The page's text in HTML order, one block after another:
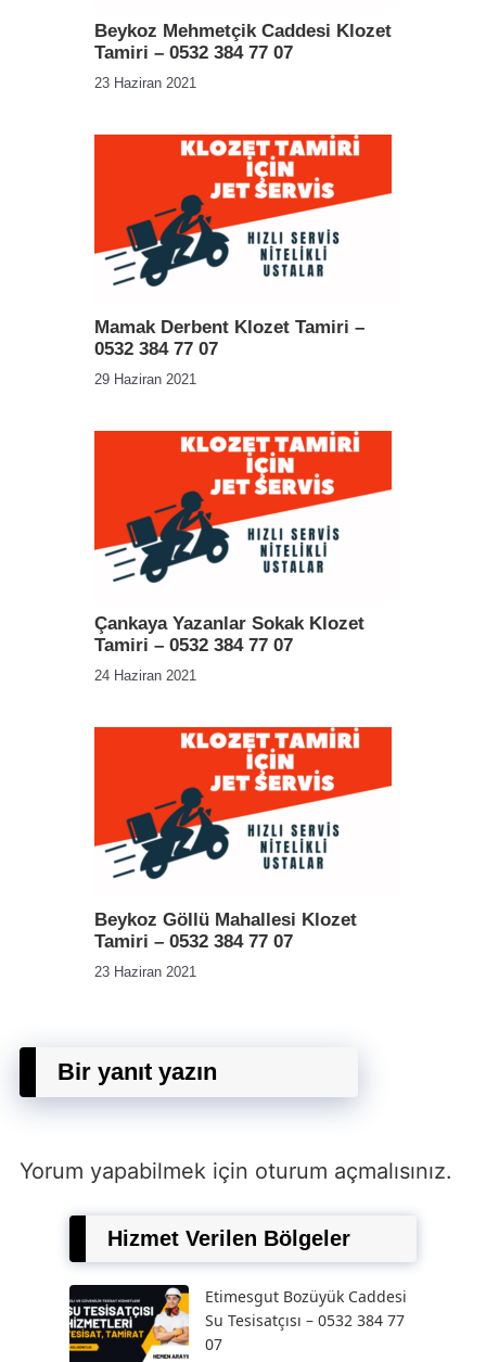
Beykoz Mehmetçik Caddesi Klozet
Tamiri – 0532 384 77 07
23 Haziran 2021
Mamak Derbent Klozet Tamiri –
0532 384 77 07
29 Haziran 2021
Çankaya Yazanlar Sokak Klozet
Tamiri – 0532 384 77 07
24 Haziran 2021
Beykoz Göllü Mahallesi Klozet
Tamiri – 0532 384 77 07
23 Haziran 2021
Bir yanıt yazın
Yorum yapabilmek için oturum açmalısınız.
Hizmet Verilen Bölgeler
Etimesgut Bozüyük Caddesi
Su Tesisatçısı – 0532 384 77
07